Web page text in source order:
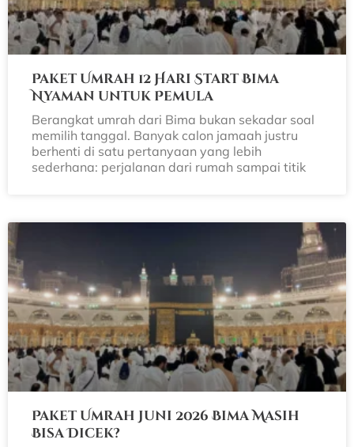
Paket Umrah 12 Hari Start Bima
Nyaman untuk Pemula
Berangkat umrah dari Bima bukan sekadar soal
memilih tanggal. Banyak calon jamaah justru
berhenti di satu pertanyaan yang lebih
sederhana: perjalanan dari rumah sampai titik
Paket Umrah Juni 2026 Bima Masih
Bisa Dicek?